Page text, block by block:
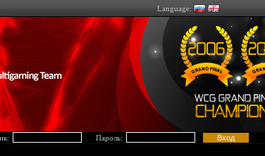
Language:
Пароль: